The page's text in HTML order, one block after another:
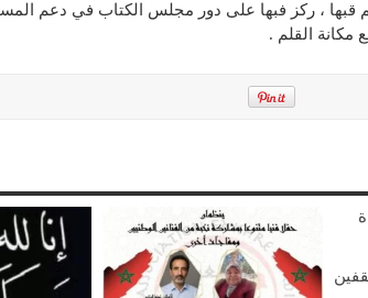
قبها ، ركز فبها على دور مجلس الكتاب في دعم
مكانة القلم .